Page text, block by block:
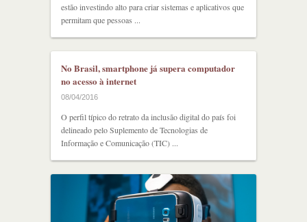
estão investindo alto para criar sistemas e aplicativos que
permitam que pessoas ...
No Brasil, smartphone já supera computador
no acesso à internet
08/04/2016
O perfil típico do retrato da inclusão digital do país foi
delineado pelo Suplemento de Tecnologias de
Informação e Comunicação (TIC) ...